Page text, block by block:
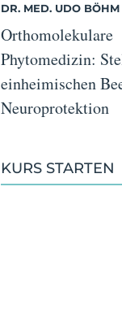
DR. MED. UDO BÖHM
Orthomolekulare
Phytomedizin:
einheimischen
Neuroprotektion
KURS STARTEN